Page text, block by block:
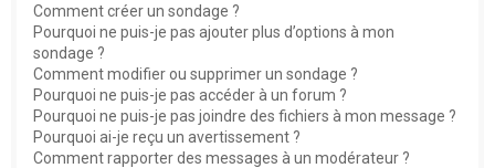
Comment créer un sondage ?
Pourquoi ne puis-je pas ajouter plus d’options à mon
sondage ?
Comment modifier ou supprimer un sondage ?
Pourquoi ne puis-je pas accéder à un forum ?
Pourquoi ne puis-je pas joindre des fichiers à mon message ?
Pourquoi ai-je reçu un avertissement ?
Comment rapporter des messages à un modérateur ?